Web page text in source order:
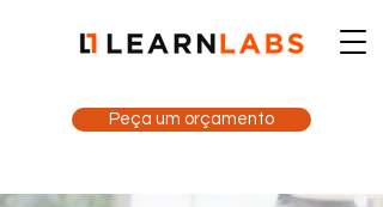
Peça um orçamento